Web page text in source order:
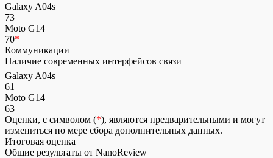
Galaxy A04s
73
Moto G14
70*
Коммуникации
Наличие современных интерфейсов связи
Galaxy A04s
61
Moto G14
63
Оценки, с символом (*), являются предварительными и могут
измениться по мере сбора дополнительных данных.
Итоговая оценка
Общие результаты от NanoReview